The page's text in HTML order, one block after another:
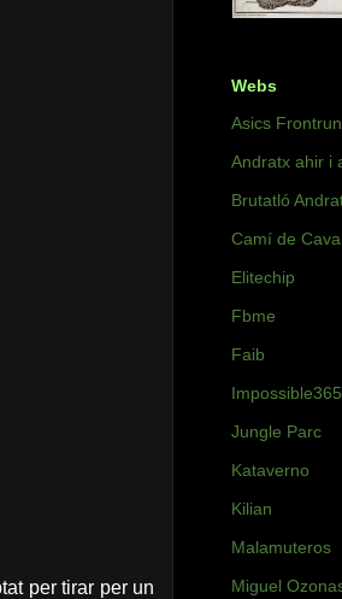
per tirar per un
Webs
Asics
Andratx ahir i
Brutatló
Camí de
Elitechip
Fbme
Faib
Impossible365
Jungle Parc
Kataverno
Kilian
Malamuteros
Miguel